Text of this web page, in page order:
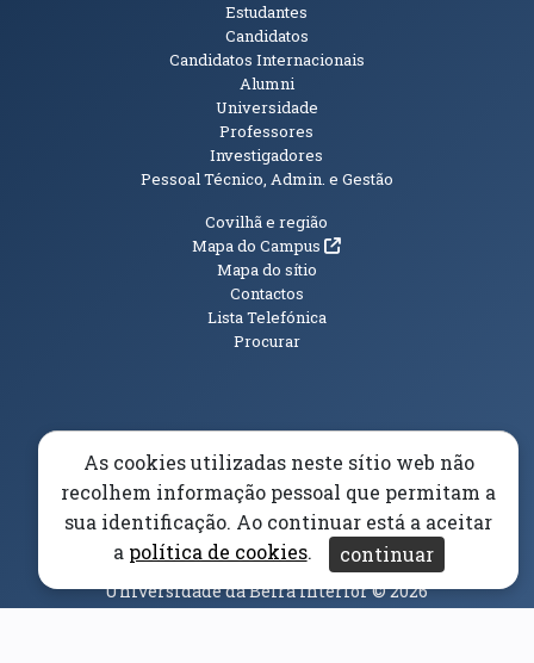
Estudantes
Candidatos
Candidatos Internacionais
Alumni
Universidade
Professores
Investigadores
Pessoal Técnico, Admin. e Gestão
Informações Adicionais
Covilhã e região
Mapa do Campus(abre em nova janela)
Mapa do sítio
Contactos
Lista Telefónica
Procurar
Elogios, Sugestões e Reclamações Livro Amarelo(abre em
Canal Denúncia
(abre em nova janela)
Acessibilidade Aviso/Privacidade
Proteção de
Dados
Universidade da Beira Interior© 2026
As cookies utilizadas neste sítio web não
recolhem informação pessoal que permitam a
sua identificação. Ao continuar está a aceitar
a política de cookies. continuar